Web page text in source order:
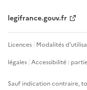
legifrance.gouv.fr
Licences Modalités
légales Accessibilité :
Sauf indication contraire,